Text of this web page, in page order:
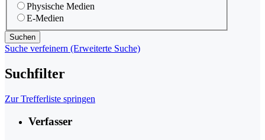
Physische Medien
E-Medien
Suche verfeinern (Erweiterte Suche)
Suchfilter
Zur Trefferliste springen
Verfasser